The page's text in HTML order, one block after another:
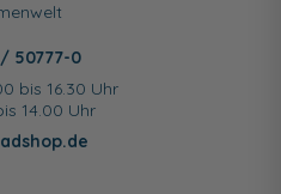
50777-0
bis 16.30 Uhr
14.00 Uhr